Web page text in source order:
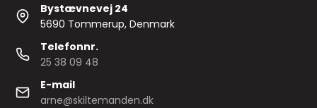
Bystævnevej 24
5690 Tommerup, Denmark
Telefonnr.
25 38 09 48
E-mail
arne@skiltemanden.dk